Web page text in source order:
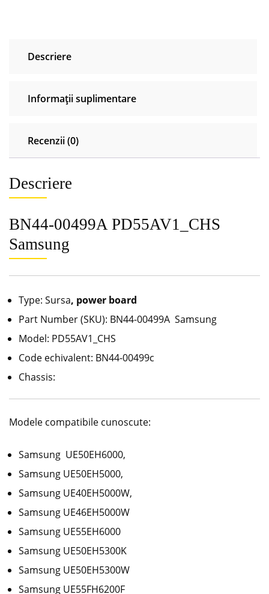
Descriere
Informații suplimentare
Recenzii (0)
Descriere
BN44-00499A PD55AV1_CHS
Samsung
Type: Sursa, power board
Part Number (SKU): BN44-00499A Samsung
Model: PD55AV1_CHS
Code echivalent: BN44-00499c
Chassis:
Modele compatibile cunoscute:
Samsung UE50EH6000,
Samsung UE50EH5000,
Samsung UE40EH5000W,
Samsung UE46EH5000W
Samsung UE55EH6000
Samsung UE50EH5300K
Samsung UE50EH5300W
Samsung UE55FH6200F